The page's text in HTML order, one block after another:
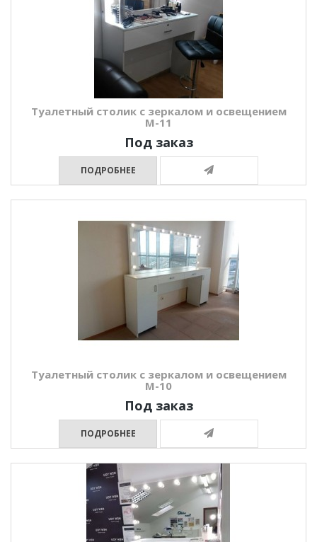
Туалетный столик с зеркалом и освещением
М-11
Под заказ
ПОДРОБНЕЕ
Туалетный столик с зеркалом и освещением
М-10
Под заказ
ПОДРОБНЕЕ